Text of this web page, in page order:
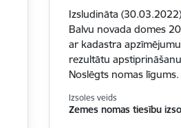
Izsludināta
Balvu novada domes
ar kadastra
rezultātu
Noslēgts nomas līgums.
Izsoles veids
Zemes nomas tiesību